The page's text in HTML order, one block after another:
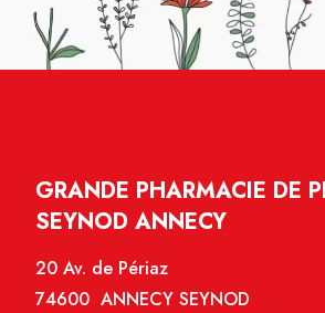
GRANDE PHARMACIE DE
SEYNOD ANNECY
20 Av. de Périaz
74600 ANNECY SEYNOD